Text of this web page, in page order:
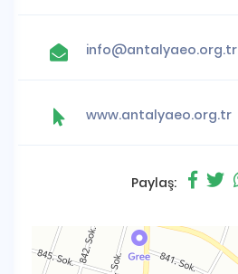
info@antalyaeo.org.tr
www.antalyaeo.org.tr
Paylaş: